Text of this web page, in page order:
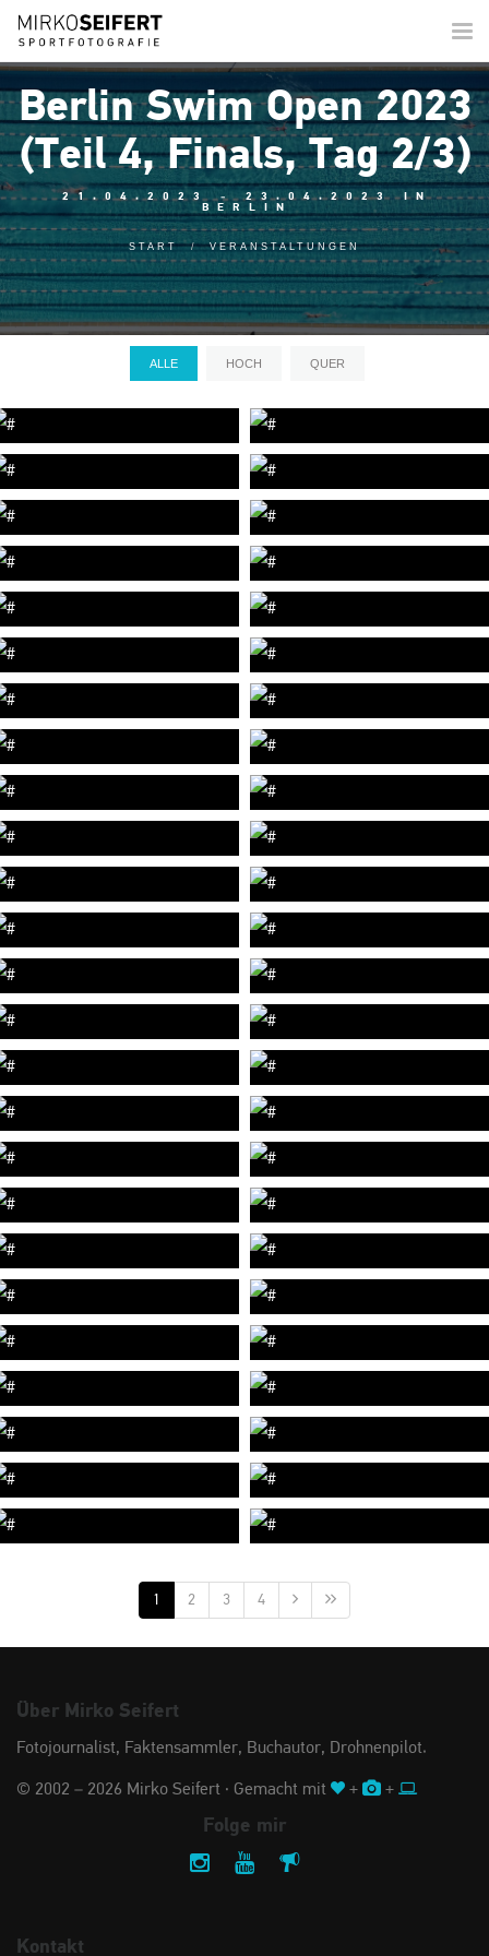
Berlin Swim Open 2023
(Teil 4, Finals, Tag 2/3)
21.04.2023 - 23.04.2023 IN
BERLIN
START VERANSTALTUNGEN
ALLE HOCH QUER
1 2 3 4
Über Mirko Seifert
Fotojournalist, Faktensammler, Buchautor, Drohnenpilot.
© 2002 – 2026 Mirko Seifert · Gemacht mit + +
Folge mir
Kontakt